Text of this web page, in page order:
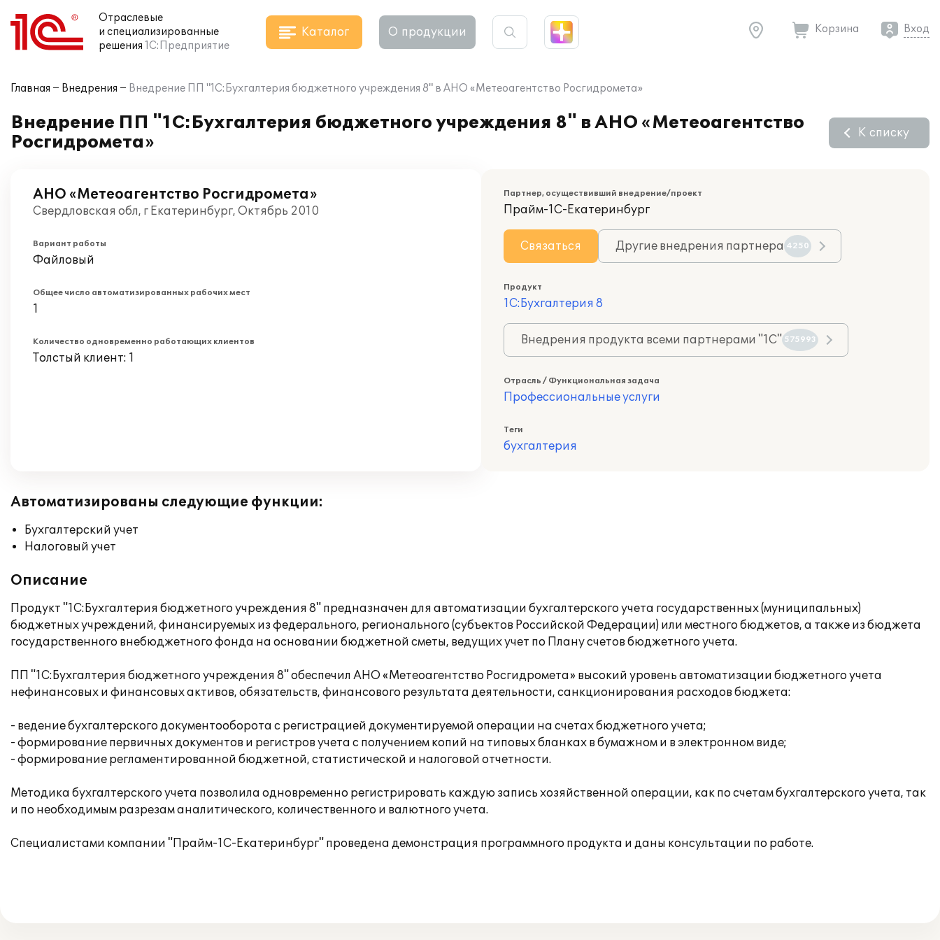
Отраслевые
и специализированные
решения 1С:Предприятие
Каталог О продукции Корзина Вход
Главная Внедрения Внедрение ПП "1С:Бухгалтерия бюджетного учреждения 8" в АНО «Метеоагентство Росгидромета»
Внедрение ПП "1С:Бухгалтерия бюджетного учреждения 8" в АНО «Метеоагентство
Росгидромета»
К списку
АНО «Метеоагентство Росгидромета»
Свердловская обл, г Екатеринбург, Октябрь 2010
Вариант работы
Файловый
Общее число автоматизированных рабочих мест
1
Количество одновременно работающих клиентов
Толстый клиент: 1
Партнер, осуществивший внедрение/проект
Прайм-1С-Екатеринбург
Связаться Другие внедрения партнера 4250
Продукт
1С:Бухгалтерия 8
Внедрения продукта всеми партнерами "1С" 575993
Отрасль / Функциональная задача
Профессиональные услуги
Теги
бухгалтерия
Автоматизированы следующие функции:
Бухгалтерский учет
Налоговый учет
Описание
Продукт "1С:Бухгалтерия бюджетного учреждения 8" предназначен для автоматизации бухгалтерского учета государственных (муниципальных)
бюджетных учреждений, финансируемых из федерального, регионального (субъектов Российской Федерации) или местного бюджетов, а также из бюджета
государственного внебюджетного фонда на основании бюджетной сметы, ведущих учет по Плану счетов бюджетного учета.
ПП "1С:Бухгалтерия бюджетного учреждения 8" обеспечил АНО «Метеоагентство Росгидромета» высокий уровень автоматизации бюджетного учета
нефинансовых и финансовых активов, обязательств, финансового результата деятельности, санкционирования расходов бюджета:
- ведение бухгалтерского документооборота с регистрацией документируемой операции на счетах бюджетного учета;
- формирование первичных документов и регистров учета с получением копий на типовых бланках в бумажном и в электронном виде;
- формирование регламентированной бюджетной, статистической и налоговой отчетности.
Методика бухгалтерского учета позволила одновременно регистрировать каждую запись хозяйственной операции, как по счетам бухгалтерского учета, так
и по необходимым разрезам аналитического, количественного и валютного учета.
Специалистами компании "Прайм-1С-Екатеринбург" проведена демонстрация программного продукта и даны консультации по работе.